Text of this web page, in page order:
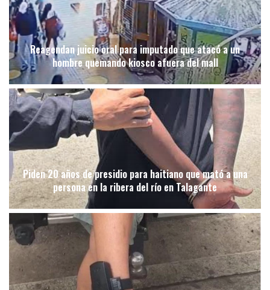
Reagendan juicio oral para imputado que atacó a un
hombre quemando kiosco afuera del mall
Piden 20 años de presidio para haitiano que mató a una
persona en la ribera del río en Talagante